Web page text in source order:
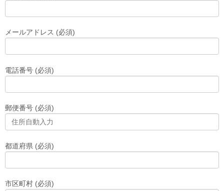
メールアドレス (必須)
電話番号 (必須)
郵便番号 (必須)
都道府県 (必須)
市区町村 (必須)